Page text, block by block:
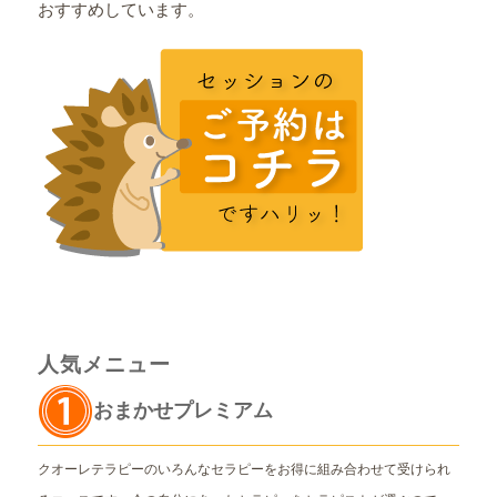
おすすめしています。
人気メニュー
おまかせプレミアム
クオーレテラピーのいろんなセラピーをお得に組み合わせて受けられ